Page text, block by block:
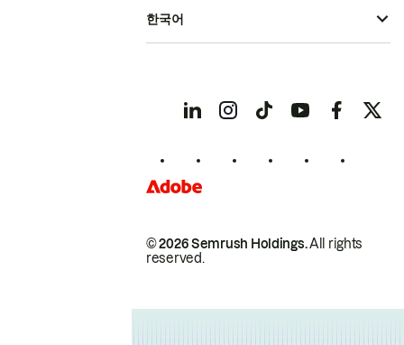
© 2026 Semrush Holdings.All rights
reserved.
한국어